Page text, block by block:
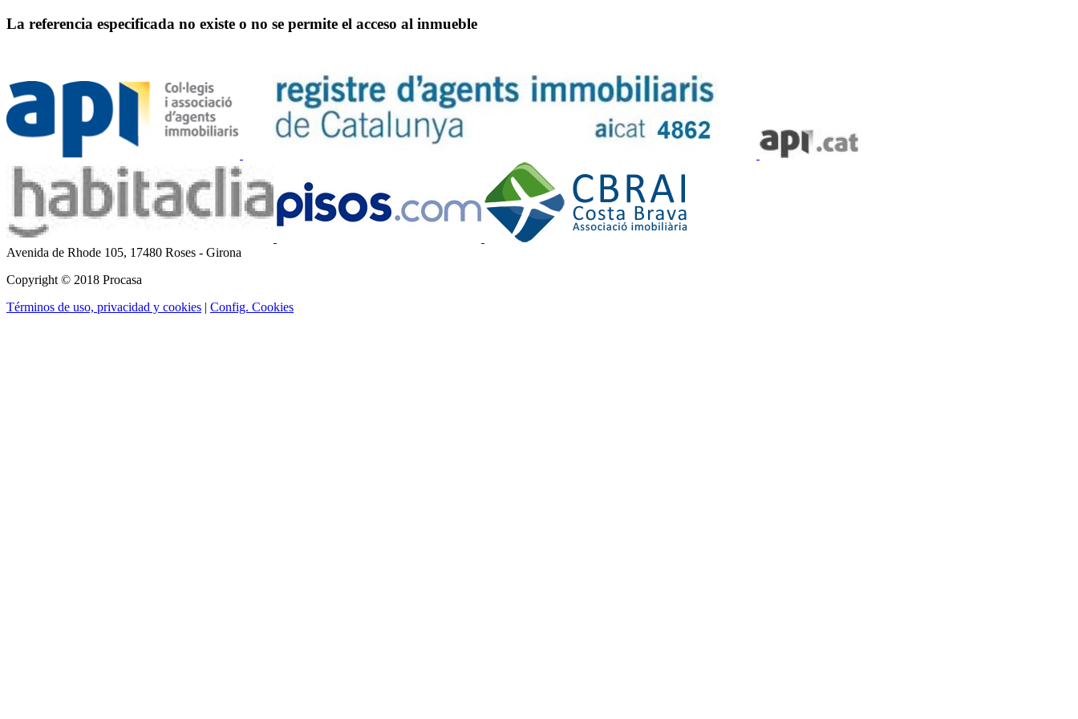
La referencia especificada no existe o no se permite el acceso al inmueble
Avenida de Rhode 105, 17480 Roses - Girona
Copyright © 2018 Procasa
Términos de uso, privacidad y cookies | Config. Cookies